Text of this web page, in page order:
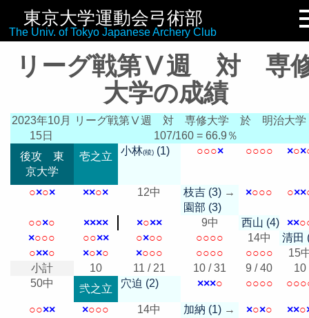
東京大学運動会弓術部
The Univ. of Tokyo Japanese Archery Club
リンク集
リーグ戦第Ⅴ週 対 専
大学の成績
2023年10月
15日
リーグ戦第Ⅴ週 対 専修大学
於 明治大学
107/160 = 66.9％
後攻 東
京大学
壱之立 小林(稜)(1) ○○○× ○○○○ ×○×
○×○× ××○× 12中 枝吉 (3) →
園部 (3)
×○○○ ○××
○○×○ ×××× ×○×× 9中 西山 (4) ××○
×○○○ ○○×× ○×○○ ○○○○ 14中
清田
○××○ ×○×○ ×○○○ ○○○○ ○○○○
15
小計
10 11 / 21 10 / 31 9 / 40
10
50中
弐之立 穴迫 (2) ×××○ ○○○○ ○○○
○○×× ×○○○ 14中 加納 (1) →
×○×○ ××○